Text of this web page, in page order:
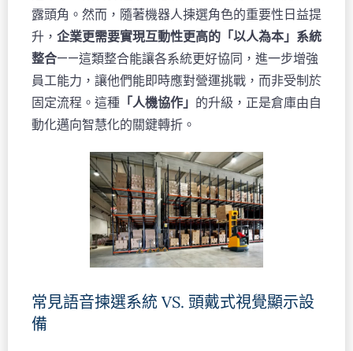
露頭角。然而，隨著機器人揀選角色的重要性日益提
升， 企業更需要實現互動性更高的「以人為本」系統
整合——這類整合能讓各系統更好協同，進一步增強
員工能力，讓他們能即時應對營運挑戰，而非受制於
固定流程。這種 「人機協作」 的升級，正是倉庫由自
動化邁向智慧化的關鍵轉折。
常見語音揀選系統 VS. 頭戴式視覺顯示設
備